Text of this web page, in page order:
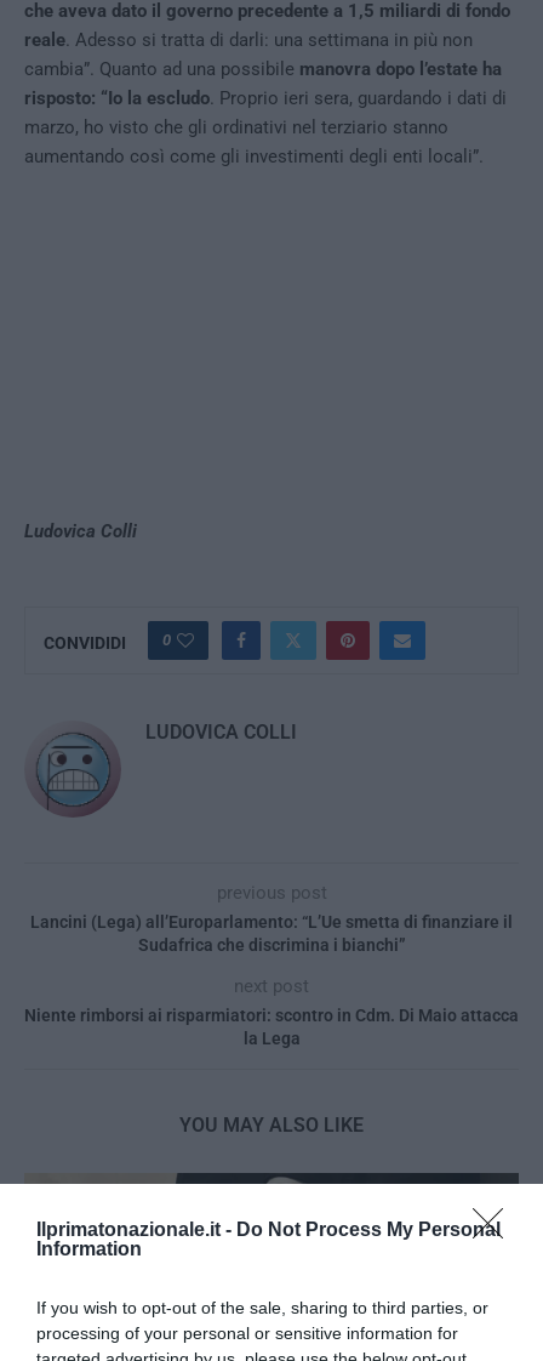
Ilprimatonazionale.it - Do Not Process My Personal
Information
If you wish to opt-out of the sale, sharing to third parties, or
processing of your personal or sensitive information for
che aveva dato il governo precedente a 1,5 miliardi di fondo
reale. Adesso si tratta di darli: una settimana in più non
cambia”. Quanto ad una possibile manovra dopo l’estate ha
risposto: “Io la escludo. Proprio ieri sera, guardando i dati di
marzo, ho visto che gli ordinativi nel terziario stanno
aumentando così come gli investimenti degli enti locali”.
Ludovica Colli
CONVIDIDI 0
LUDOVICA COLLI
previous post
Lancini (Lega) all’Europarlamento: “L’Ue smetta di finanziare il
Sudafrica che discrimina i bianchi”
next post
Niente rimborsi ai risparmiatori: scontro in Cdm. Di Maio attacca
la Lega
YOU MAY ALSO LIKE